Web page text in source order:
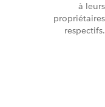
à leurs
propriétaires
respectifs.